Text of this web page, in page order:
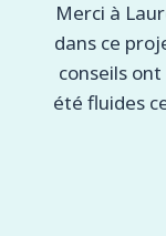
Merci à
dans ce
conseils
été fluides